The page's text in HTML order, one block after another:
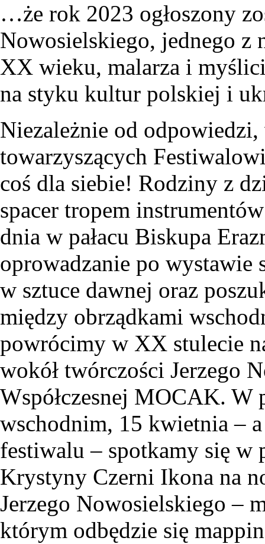
…że rok 2023 ogłoszony
Nowosielskiego, jednego
XX wieku, malarza i
na styku kultur polskiej i
Niezależnie od
towarzyszących
coś dla siebie! Rodziny z
spacer tropem
dnia w pałacu Biskupa
oprowadzanie po
w sztuce dawnej oraz
między obrządkami
powrócimy w XX stulecie
wokół twórczości Jerzego
Współczesnej MOCAK. W
wschodnim, 15 kwietnia –
festiwalu – spotkamy się w
Krystyny Czerni Ikona na
Jerzego Nowosielskiego –
którym odbędzie się